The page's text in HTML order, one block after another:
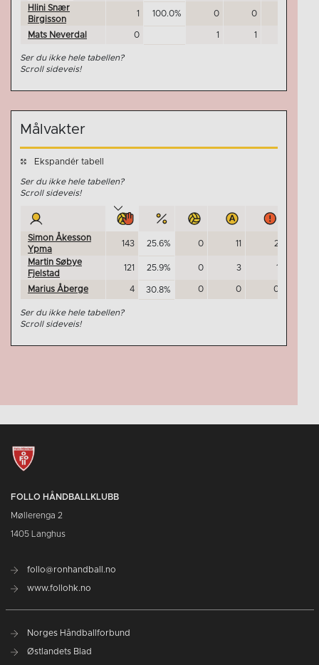
Hlini Snær
Birgisson
1 100.0% 0 0
Mats Neverdal 0 1 1
Ser du ikke hele tabellen?
Scroll sideveis!
Målvakter
Ekspandér tabell
Ser du ikke hele tabellen?
Scroll sideveis!
Simon Åkesson
Ypma
143 25.6% 0 11 2
Martin Søbye
Fjelstad
121 25.9% 0 3 1
Marius Åberge 4 30.8% 0 0 0
Ser du ikke hele tabellen?
Scroll sideveis!
FOLLO HÅNDBALLKLUBB
Møllerenga 2
1405 Langhus
follo@ronhandball.no
www.follohk.no
Norges Håndballforbund
Østlandets Blad